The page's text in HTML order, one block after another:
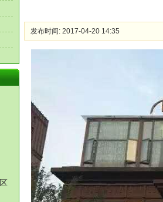
区
发布时间: 2017-04-20 14:35